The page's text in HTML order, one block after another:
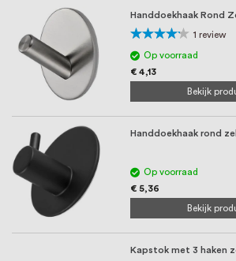
oprichting staat
ons voorop, want we
goede relatie met onze
verschil maakt.
Handdoekhaak Rond
Waardering:
80%
1 review
Op voorraad
€ 4,13
Bekijk
Handdoekhaak rond
Op voorraad
€ 5,36
Bekijk
Kapstok met 3 haken